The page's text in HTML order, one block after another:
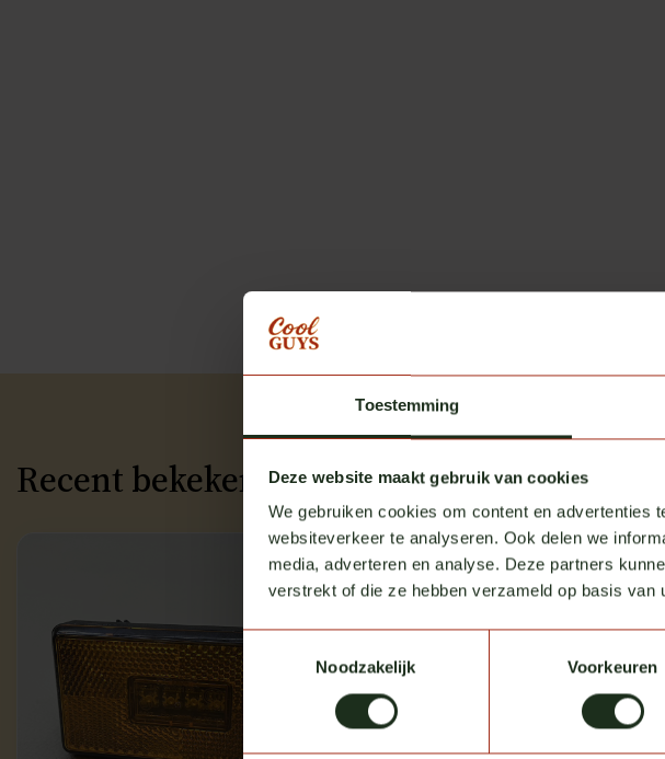
Toestemming
Deze website maakt gebruik van cookies
We gebruiken cookies om content en advertenties
websiteverkeer te analyseren. Ook delen we
media, adverteren en analyse. Deze partners
verstrekt of die ze hebben verzameld op basis van
Toestemmingsselectie
Noodzakelijk
Voorkeuren
Recent bekeken